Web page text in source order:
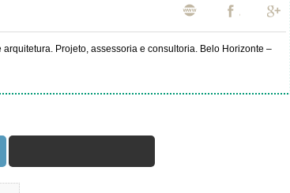
Projeto, assessoria e consultoria. Belo Horizonte –